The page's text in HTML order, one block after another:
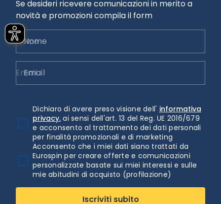
Se desideri ricevere comunicazioni in merito a
novità e promozioni compila il form
Nome
Email
Dichiaro di avere preso visione dell' informativa
privacy. ai sensi dell'art. 13 del Reg. UE 2016/679
e acconsento al trattamento dei dati personali
per finalità promozionali e di marketing
Acconsento che i miei dati siano trattati da
Eurospin per creare offerte e comunicazioni
personalizzate basate sui miei interessi e sulle
mie abitudini di acquisto (profilazione)
Iscriviti subito